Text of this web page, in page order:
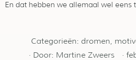
En dat hebben we allemaal wel eens
Categorieën: dromen
· Door: Martine Zweers ·